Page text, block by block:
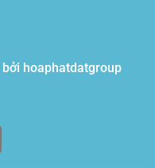
bởi hoaphatdatgroup